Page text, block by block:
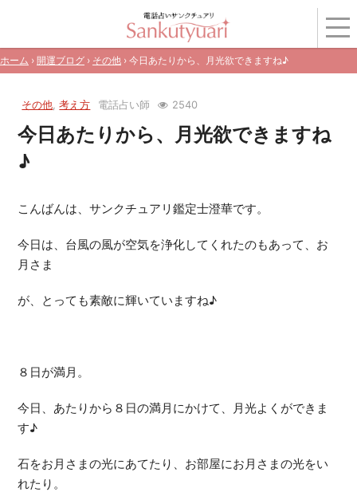
ホーム › 開運ブログ › その他 › 今日あたりから、月光欲できますね♪
その他 ,考え方 電話占い師 2540
今日あたりから、月光欲できますね
♪
こんばんは、サンクチュアリ鑑定士澄華です。
今日は、台風の風が空気を浄化してくれたのもあって、お
月さま
が、とっても素敵に輝いていますね♪
８日が満月。
今日、あたりから８日の満月にかけて、月光よくができま
す♪
石をお月さまの光にあてたり、お部屋にお月さまの光をい
れたり。